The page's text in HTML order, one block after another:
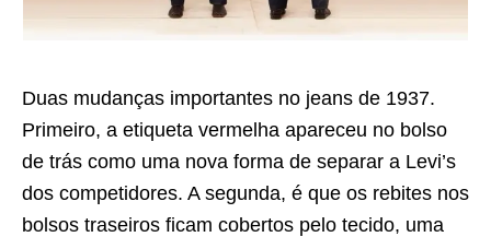
Duas mudanças importantes no jeans de 1937.
Primeiro, a etiqueta vermelha apareceu no bolso
de trás como uma nova forma de separar a Levi’s
dos competidores. A segunda, é que os rebites nos
bolsos traseiros ficam cobertos pelo tecido, uma